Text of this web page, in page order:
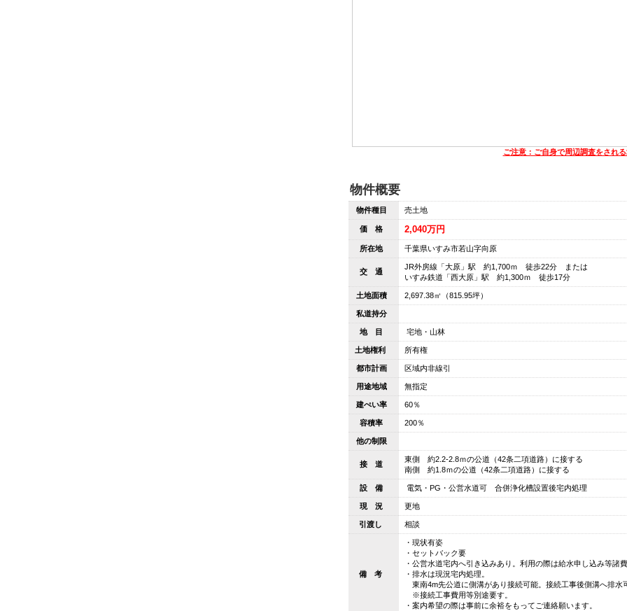
ご注意：ご自身で周辺調査をされ
物件概要
物件種目 売土地
価 格 2,040万円
所在地 千葉県いすみ市若山字向原
交 通
JR外房線「大原」駅 約1,700ｍ 徒歩22分 または
いすみ鉄道「西大原」駅 約1,300ｍ 徒歩17分
土地面積 2,697.38㎡（815.95坪）
私道持分
地 目 宅地・山林
土地権利 所有権
都市計画 区域内非線引
用途地域 無指定
建ぺい率 60％
容積率 200％
他の制限
接 道
東側 約2.2-2.8ｍの公道（42条二項道路）に接する
南側 約1.8ｍの公道（42条二項道路）に接する
設 備 電気・PG・公営水道可 合併浄化槽設置後宅内処理
現 況 更地
引渡し 相談
備 考
・現状有姿
・セットバック要
・公営水道宅内へ引き込みあり。利用の際は給水申し込み等諸
・排水は現況宅内処理。
東南4m先公道に側溝があり接続可能。接続工事後側溝へ排水
※接続工事費用等別途要す。
・案内希望の際は事前に余裕をもってご連絡願います。